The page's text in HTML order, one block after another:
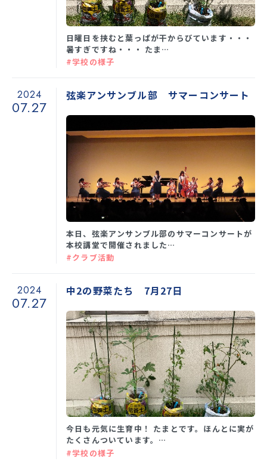
日曜日を挟むと葉っぱが干からびています・・・
暑すぎですね・・・ たま…
#学校の様子
2024
07.27
弦楽アンサンブル部 サマーコンサート
本日、弦楽アンサンブル部のサマーコンサートが
本校講堂で開催されました…
#クラブ活動
2024
07.27
中2の野菜たち 7月27日
今日も元気に生育中！ たまとです。ほんとに実が
たくさんついています。…
#学校の様子